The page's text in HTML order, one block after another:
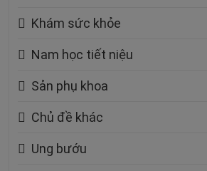
Khám sức khỏe
Nam học tiết niệu
Sản phụ khoa
Chủ đề khác
Ung bướu